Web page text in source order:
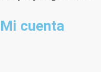
Mi cuenta